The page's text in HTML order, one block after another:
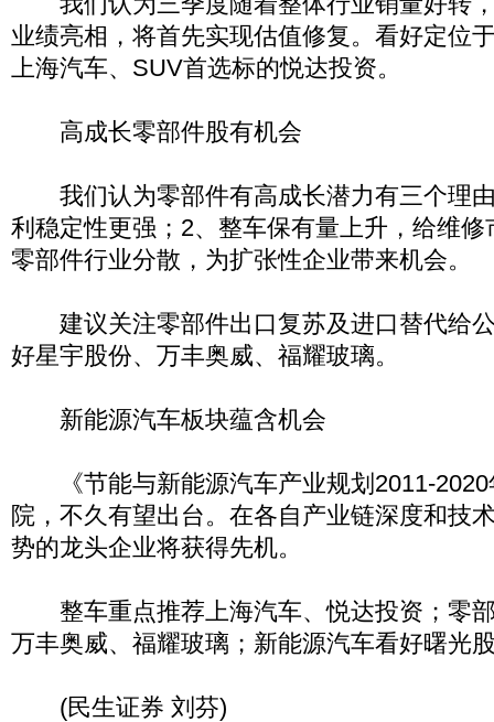
业绩亮相，将首先实现估值修复。看好定位
上海汽车、SUV首选标的悦达投资。
高成长零部件股有机会
我们认为零部件有高成长潜力有三个理
利稳定性更强；2、整车保有量上升，给维
零部件行业分散，为扩张性企业带来机会。
建议关注零部件出口复苏及进口替代给
好星宇股份、万丰奥威、福耀玻璃。
新能源汽车板块蕴含机会
《节能与新能源汽车产业规划2011-2020
院，不久有望出台。在各自产业链深度和技
势的龙头企业将获得先机。
整车重点推荐上海汽车、悦达投资；零
万丰奥威、福耀玻璃；新能源汽车看好曙光
(民生证券 刘芬)